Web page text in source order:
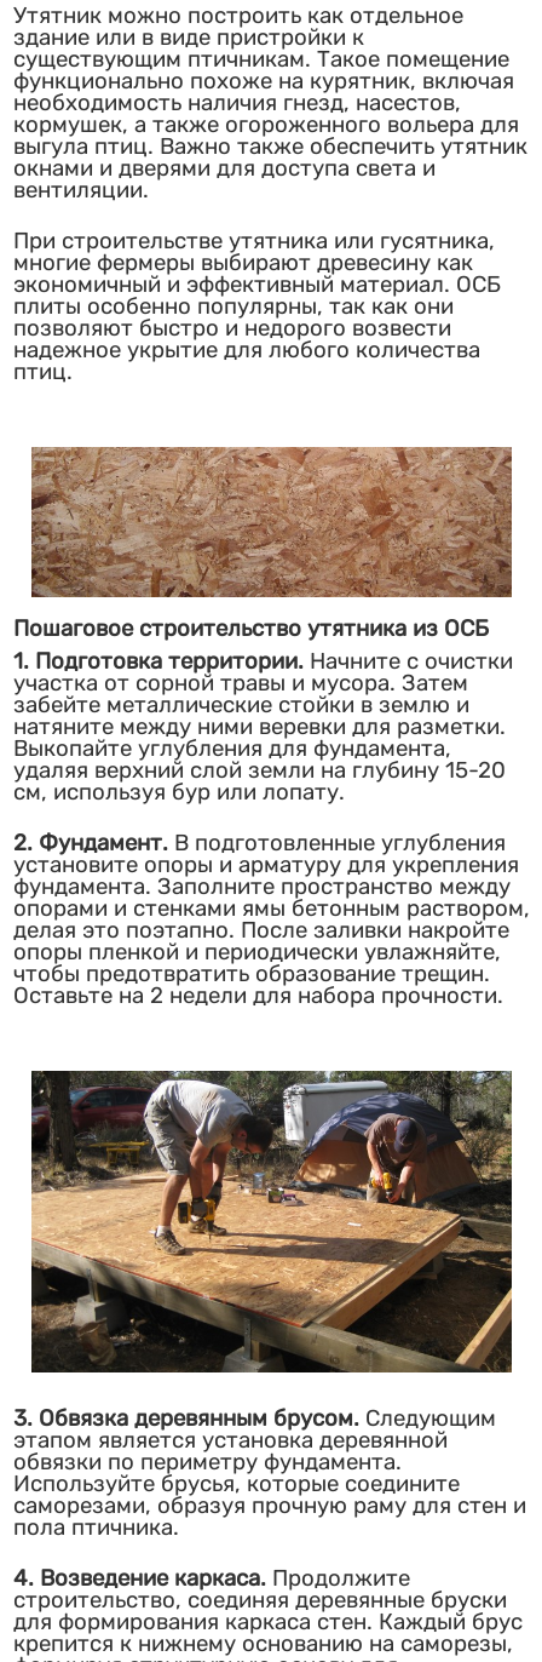
Утятник можно построить как отдельное
здание или в виде пристройки к
существующим птичникам. Такое помещение
функционально похоже на курятник, включая
необходимость наличия гнезд, насестов,
кормушек, а также огороженного вольера для
выгула птиц. Важно также обеспечить утятник
окнами и дверями для доступа света и
вентиляции.
При строительстве утятника или гусятника,
многие фермеры выбирают древесину как
экономичный и эффективный материал. ОСБ
плиты особенно популярны, так как они
позволяют быстро и недорого возвести
надежное укрытие для любого количества
птиц.
Пошаговое строительство утятника из ОСБ
1. Подготовка территории.Начните с очистки
участка от сорной травы и мусора. Затем
забейте металлические стойки в землю и
натяните между ними веревки для разметки.
Выкопайте углубления для фундамента,
удаляя верхний слой земли на глубину 15-20
см, используя бур или лопату.
2. Фундамент.В подготовленные углубления
установите опоры и арматуру для укрепления
фундамента. Заполните пространство между
опорами и стенками ямы бетонным раствором,
делая это поэтапно. После заливки накройте
опоры пленкой и периодически увлажняйте,
чтобы предотвратить образование трещин.
Оставьте на 2 недели для набора прочности.
3. Обвязка деревянным брусом.Следующим
этапом является установка деревянной
обвязки по периметру фундамента.
Используйте брусья, которые соедините
саморезами, образуя прочную раму для стен и
пола птичника.
4. Возведение каркаса.Продолжите
строительство, соединяя деревянные бруски
для формирования каркаса стен. Каждый брус
крепится к нижнему основанию на саморезы,